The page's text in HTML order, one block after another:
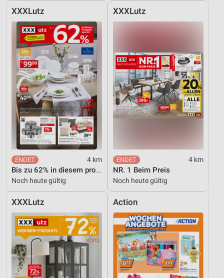
XXXLutz
4 km
Bis zu 62% in diesem prospekt
Noch heute gültig
XXXLutz
4 km
NR. 1 Beim Preis
Noch heute gültig
XXXLutz Action
personalisierter Inhalte
Messung der Werbeleistung
Messung der Performance von Inhalten
Analyse von Zielgruppen durch Statistiken oder
Kombinationen von Daten aus verschiedenen
Quellen
Entwicklung und Verbesserung der Angebote
Verwendung reduzierter Daten zur Auswahl von
Inhalten
IAB-Besonderheiten:
Verwendung genauer Standortdaten
Geräte anhand von aktiv angeforderten
Informationen identifizieren
Nicht-IAB-Verarbeitungszwecke:
Notwendig
Performance